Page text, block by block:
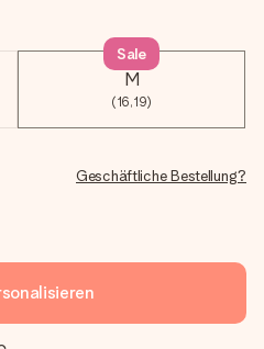
M
(16,19)
Sale
Geschäftliche Bestellung?